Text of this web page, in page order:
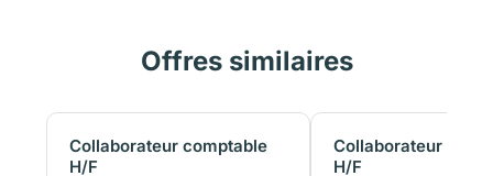
Offres similaires
Collaborateur comptable
H/F
Collaborateur
H/F